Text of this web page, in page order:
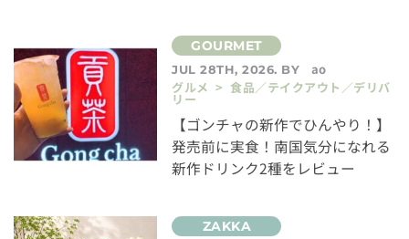
JUL 28TH, 2026. BY
ao
グルメ > 食品／テイクアウト／デリバ
リー
【ゴンチャの新作でひんやり！】
発売前に実食！南国気分になれる
新作ドリンク2種をレビュー